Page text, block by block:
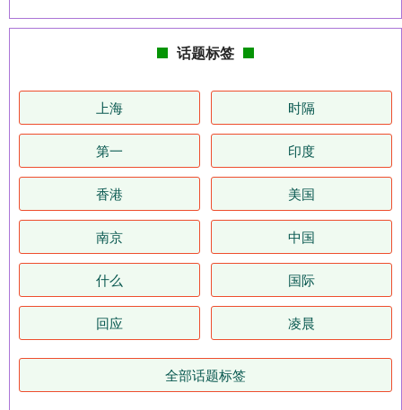
话题标签
上海 时隔
第一 印度
香港 美国
南京 中国
什么 国际
回应 凌晨
全部话题标签